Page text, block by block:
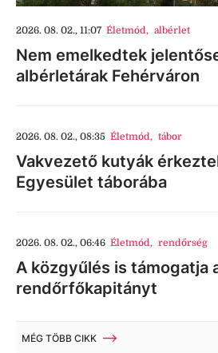
2026. 08. 02., 11:07 Életmód, albérlet
Nem emelkedtek
albérletárak Fehérváron
2026. 08. 02., 08:35 Életmód, tábor
Vakvezető kutyák
Egyesület táborába
2026. 08. 02., 06:46 Életmód, rendőrség
A közgyűlés is támogatja
rendőrfőkapitányt
MÉG TÖBB CIKK